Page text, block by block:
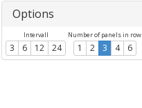
Options
Intervall
3 6 12 24
Number of panels in row
1 2 3 4 6